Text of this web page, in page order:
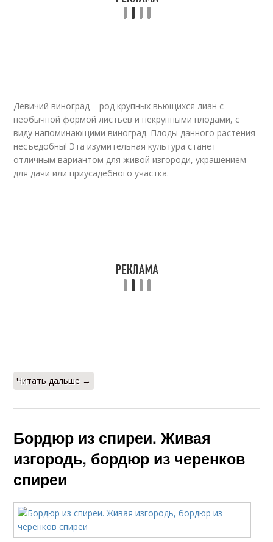
Девичий виноград – род крупных вьющихся лиан с
необычной формой листьев и некрупными плодами, с
виду напоминающими виноград. Плоды данного растения
несъедобны! Эта изумительная культура станет
отличным вариантом для живой изгороди, украшением
для дачи или приусадебного участка.
Читать дальше →
Бордюр из спиреи. Живая
изгородь, бордюр из черенков
спиреи